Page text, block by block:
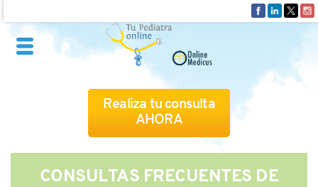
Realiza tu consulta
AHORA
QUIÉNES SOMOS
CONSULTAS FRECUENTES DE